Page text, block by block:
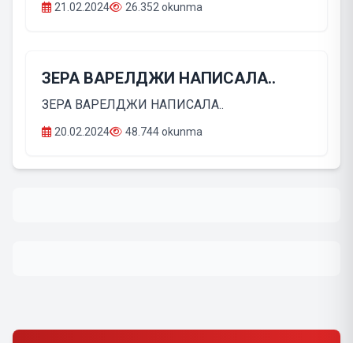
21.02.2024 26.352 okunma
ЗЕРА ВАРЕЛДЖИ НАПИСАЛА..
ЗЕРА ВАРЕЛДЖИ НАПИСАЛА..
20.02.2024 48.744 okunma